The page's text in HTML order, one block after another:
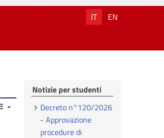
IT EN
Notizie per studenti
Decreto n°120/2026
- Approvazione
procedure di